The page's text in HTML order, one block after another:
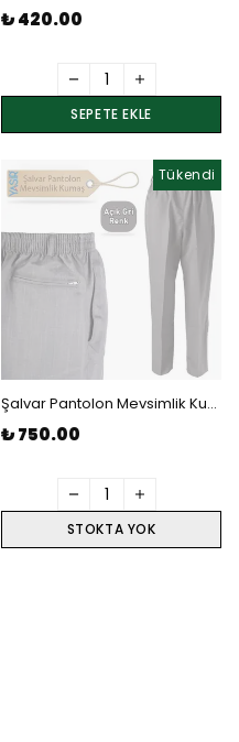
₺ 420.00
SEPETE EKLE
Tükendi
Şalvar Pantolon Mevsimlik Kumaş - Açık Gri 3 Numara Beden
₺ 750.00
STOKTA YOK